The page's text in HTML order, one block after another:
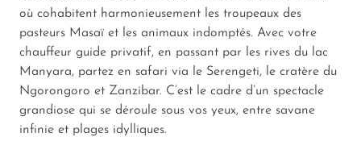
où cohabitent harmonieusement les troupeaux des
pasteurs Masaï et les animaux indomptés. Avec votre
chauffeur guide privatif, en passant par les rives du lac
Manyara, partez en safari via le Serengeti, le cratère du
Ngorongoro et Zanzibar. C’est le cadre d’un spectacle
grandiose qui se déroule sous vos yeux, entre savane
infinie et plages idylliques.